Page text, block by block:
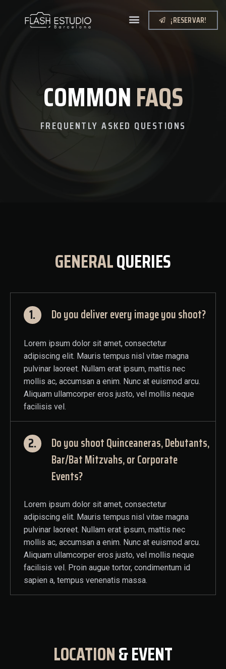
¡RESERVAR!
COMMONFAQS
FREQUENTLY ASKED QUESTIONS
GENERALQUERIES
1. Do you deliver every image you shoot?
Lorem ipsum dolor sit amet, consectetur
adipiscing elit. Mauris tempus nisl vitae magna
pulvinar laoreet. Nullam erat ipsum, mattis nec
mollis ac, accumsan a enim. Nunc at euismod arcu.
Aliquam ullamcorper eros justo, vel mollis neque
facilisis vel.
2.
Do you shoot Quinceaneras, Debutants,
Bar/Bat Mitzvahs, or Corporate
Events?
Lorem ipsum dolor sit amet, consectetur
adipiscing elit. Mauris tempus nisl vitae magna
pulvinar laoreet. Nullam erat ipsum, mattis nec
mollis ac, accumsan a enim. Nunc at euismod arcu.
Aliquam ullamcorper eros justo, vel mollis neque
facilisis vel. Proin augue tortor, condimentum id
sapien a, tempus venenatis massa.
LOCATION& EVENT